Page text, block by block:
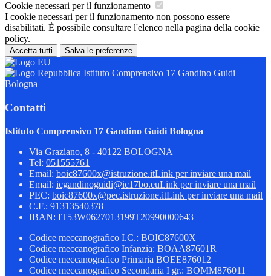
Cookie necessari per il funzionamento
I cookie necessari per il funzionamento non possono essere
disabilitati. È possibile consultare l'elenco nella pagina della cookie
policy.
Accetta tutti Salva le preferenze
Istituto Comprensivo 17 Gandino Guidi
Bologna
Contatti
Istituto Comprensivo 17 Gandino Guidi Bologna
Via Graziano, 8 - 40122 BOLOGNA
Tel: 051555761
Email: boic87600x@istruzione.itLink per inviare una mail
Email: icgandinoguidi@ic17bo.euLink per inviare una mail
PEC: boic87600x@pec.istruzione.itLink per inviare una mail
C.F.: 91313540378
IBAN: IT53W0627013199T20990000643
Codice meccanografico I.C.: BOIC87600X
Codice meccanografico Infanzia: BOAA87601R
Codice meccanografico Primaria BOEE876012
Codice meccanografico Secondaria I gr.: BOMM876011